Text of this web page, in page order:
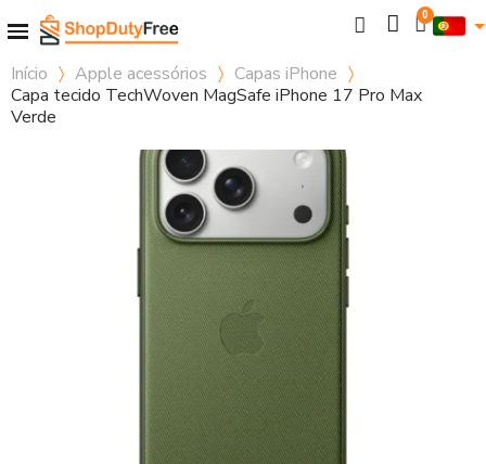
Início Apple acessórios
Capas iPhone
Capa tecido TechWoven MagSafe iPhone 17 Pro Max
Verde